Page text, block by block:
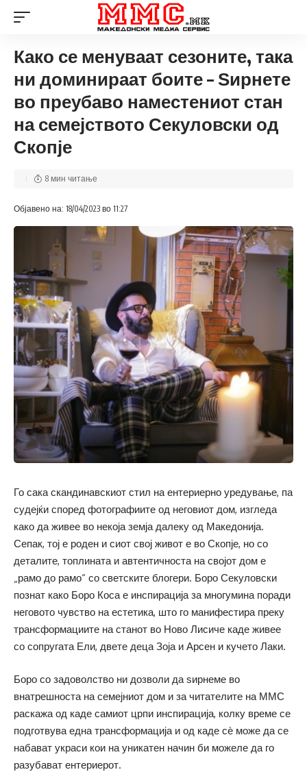
Како се менуваат сезоните, така
ни доминираат боите – Ѕирнете
во преубаво наместениот стан
на семејството Секуловски од
Скопје
Објавено на: 18/04/2023 во 11:27
8 мин читање
Го сака скандинавскиот стил на ентериерно уредување, па
судејќи според фотографиите од неговиот дом, изгледа
како да живее во некоја земја далеку од Македонија.
Сепак, тој е роден и сиот свој живот е во Скопје, но со
деталите, топлината и автентичноста на својот дом е
„рамо до рамо“ со светските блогери. Боро Секуловски
познат како Боро Коса е инспирација за многумина поради
неговото чувство на естетика, што го манифестира преку
трансформациите на станот во Ново Лисиче каде живее
со сопругата Ели, двете деца Зоја и Арсен и кучето Лаки.
Боро со задоволство ни дозволи да ѕирнеме во
внатрешноста на семејниот дом и за читателите на ММС
раскажа од каде самиот црпи инспирација, колку време се
подготвува една трансформација и од каде сѐ може да се
набават украси кои на уникатен начин би можеле да го
разубават ентериерот.